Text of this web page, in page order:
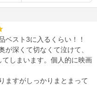
ベスト3に入るくらい！！
が深くて切なくて泣けて、
しまいます。個人的に映画
ますがしっかりまとまって